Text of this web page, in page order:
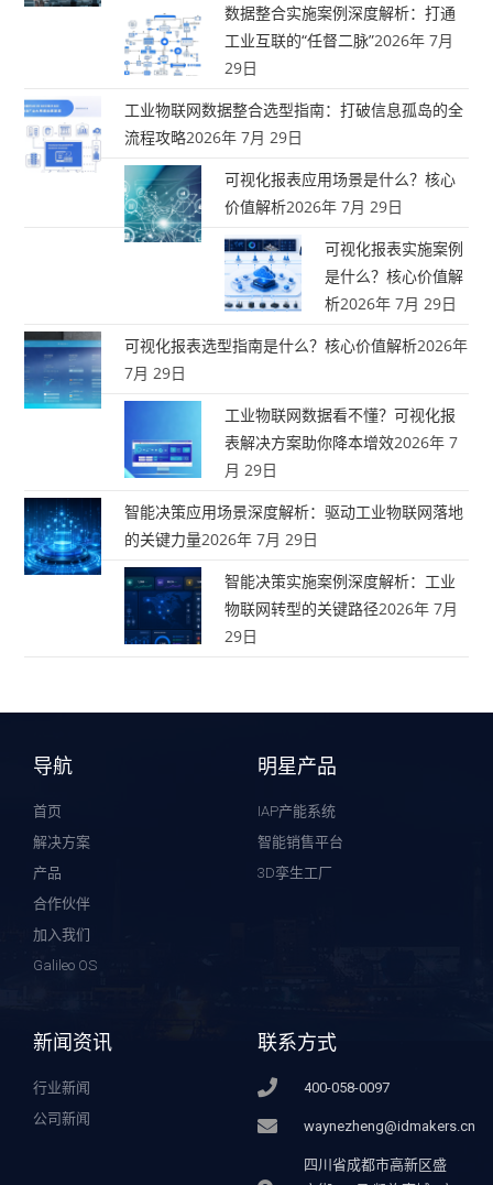
数据整合实施案例深度解析：打通
工业互联的“任督二脉”2026年 7月
29日
工业物联网数据整合选型指南：打破信息孤岛的全
流程攻略2026年 7月 29日
可视化报表应用场景是什么？核心
价值解析2026年 7月 29日
可视化报表实施案例
是什么？核心价值解
析2026年 7月 29日
可视化报表选型指南是什么？核心价值解析2026年
7月 29日
工业物联网数据看不懂？可视化报
表解决方案助你降本增效2026年 7
月 29日
智能决策应用场景深度解析：驱动工业物联网落地
的关键力量2026年 7月 29日
智能决策实施案例深度解析：工业
物联网转型的关键路径2026年 7月
29日
导航
首页
解决方案
产品
合作伙伴
加入我们
Galileo OS
明星产品
IAP产能系统
智能销售平台
3D孪生工厂
新闻资讯
行业新闻
公司新闻
联系方式
400-058-0097
waynezheng@idmakers.cn
四川省成都市高新区盛